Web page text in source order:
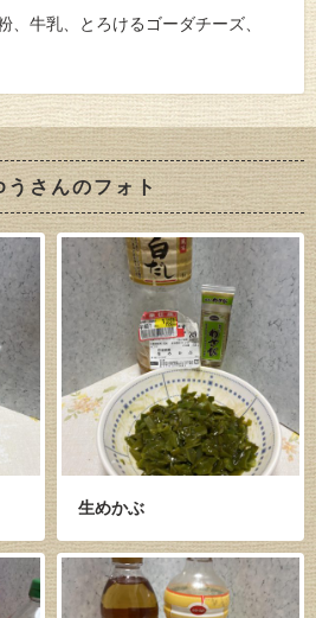
、牛乳、とろけるゴーダチーズ、
うさんのフォト
生めかぶ